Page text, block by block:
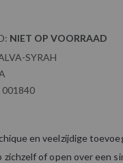
NIET OP VOORRAAD
SYRAH
001840
en veelzijdige
zichzelf of open over een